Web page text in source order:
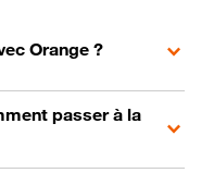
Orange ?
passer à la